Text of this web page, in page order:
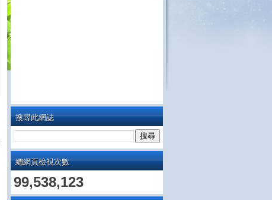
搜尋此網誌
總網頁檢視次數
99,538,123